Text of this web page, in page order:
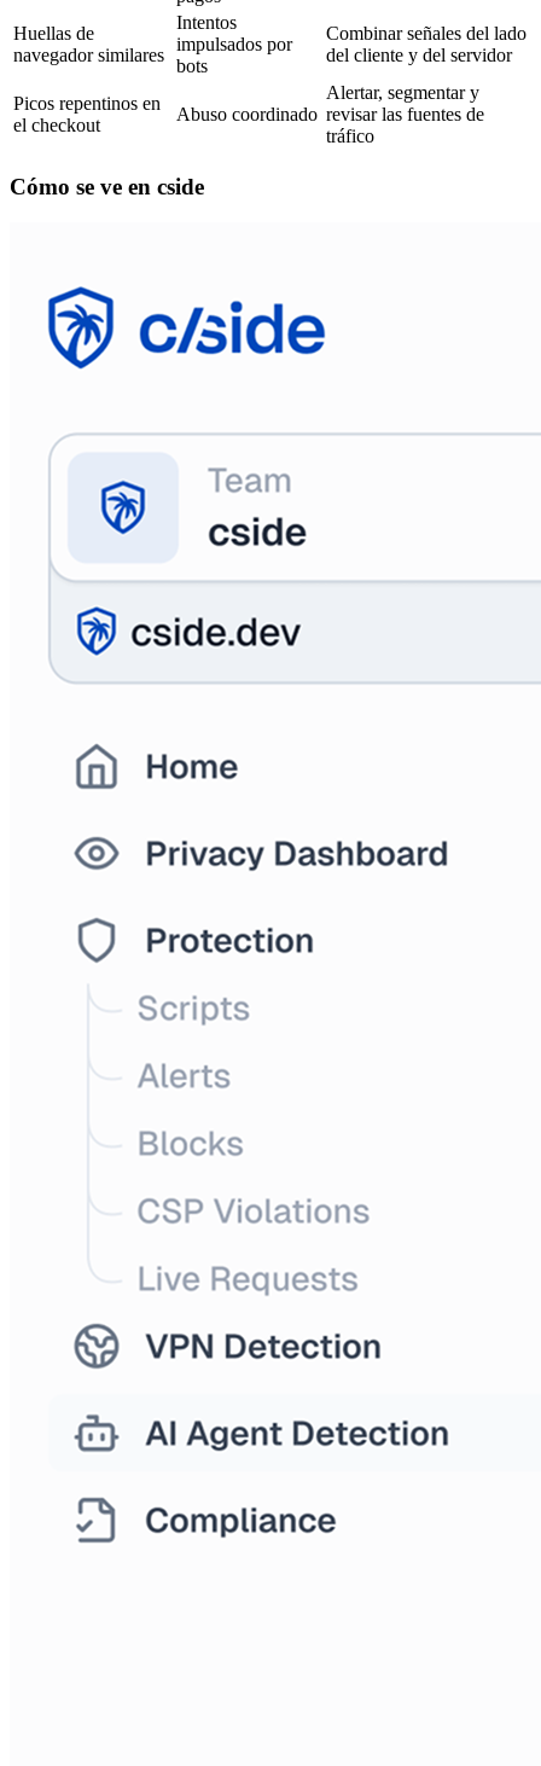
Huellas de
navegador similares
Intentos
impulsados por
bots
Combinar señales del lado
del cliente y del servidor
Picos repentinos en
el checkout
Abuso coordinado
Alertar, segmentar y
revisar las fuentes de
tráfico
Cómo se ve en cside